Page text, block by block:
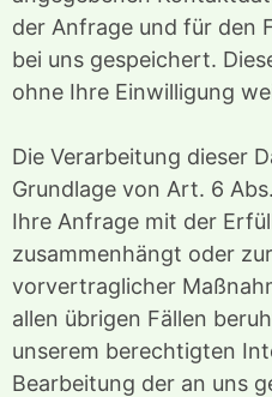
der Anfrage und für den
bei uns gespeichert.
ohne Ihre Einwilligung
Die Verarbeitung dieser
Grundlage von Art. 6
Ihre Anfrage mit der
zusammenhängt oder
vorvertraglicher
allen übrigen Fällen
unserem berechtigten
Bearbeitung der an uns